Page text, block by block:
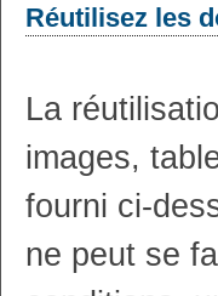
Réutilisez les
La
images,
fourni ci-
ne peut se